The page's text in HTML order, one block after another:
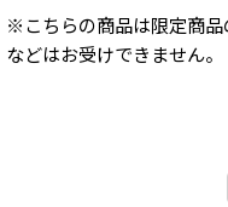
※こちらの商品は限定商
などはお受けできません。